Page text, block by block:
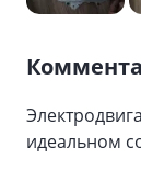
идеальном